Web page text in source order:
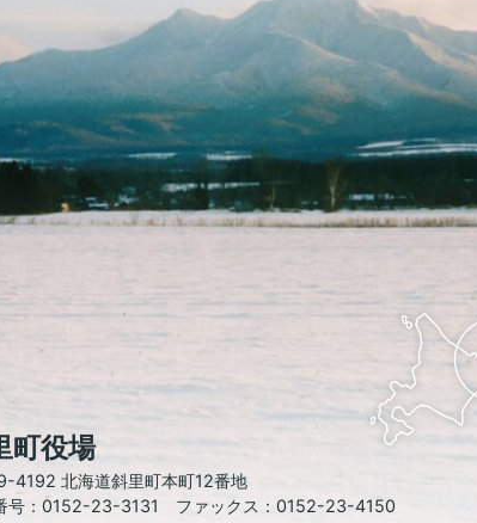
斜
の
記
し
図。
町役場
4192 北海道斜里町本町12番地
号：0152-23-3131 ファックス：0152-23-4150